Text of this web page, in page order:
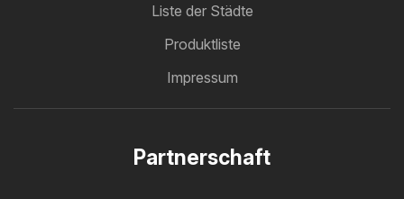
Liste der Städte
Produktliste
Impressum
Partnerschaft